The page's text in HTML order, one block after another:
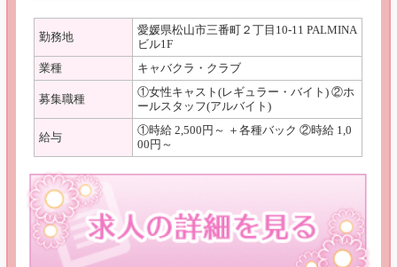
勤務地
愛媛県松山市三番町２丁目10-11 PALMINA
ビル1F
業種
キャバクラ・クラブ
募集職種
①女性キャスト(レギュラー・バイト) ②ホ
ールスタッフ(アルバイト)
給与
①時給 2,500円～ ＋各種バック ②時給 1,0
00円～